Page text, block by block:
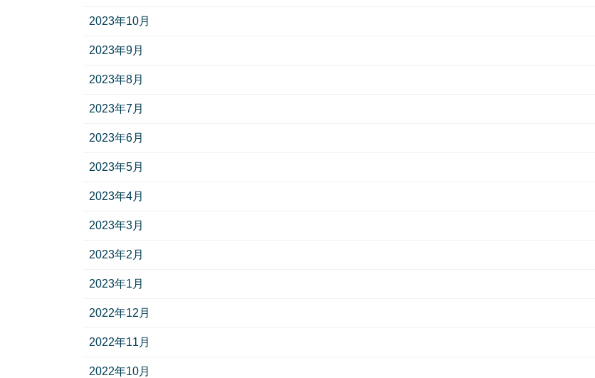
2023年10月
2023年9月
2023年8月
2023年7月
2023年6月
2023年5月
2023年4月
2023年3月
2023年2月
2023年1月
2022年12月
2022年11月
2022年10月